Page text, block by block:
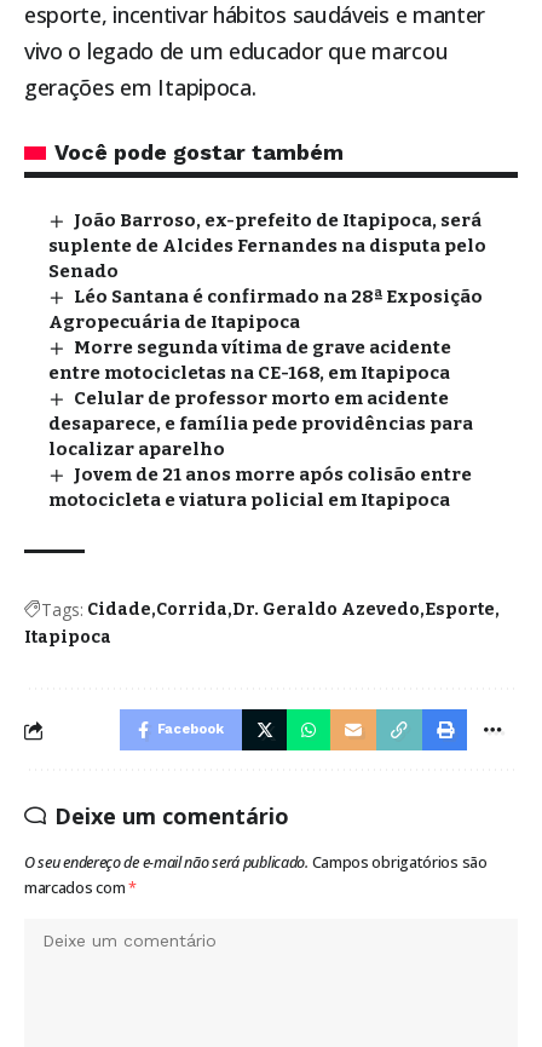
esporte, incentivar hábitos saudáveis e manter
vivo o legado de um educador que marcou
gerações em Itapipoca.
Você pode gostar também
João Barroso, ex-prefeito de Itapipoca, será
suplente de Alcides Fernandes na disputa pelo
Senado
Léo Santana é confirmado na 28ª Exposição
Agropecuária de Itapipoca
Morre segunda vítima de grave acidente
entre motocicletas na CE-168, em Itapipoca
Celular de professor morto em acidente
desaparece, e família pede providências para
localizar aparelho
Jovem de 21 anos morre após colisão entre
motocicleta e viatura policial em Itapipoca
Tags: Cidade Corrida Dr. Geraldo Azevedo Esporte
Itapipoca
Facebook
Deixe um comentário
O seu endereço de e-mail não será publicado. Campos obrigatórios são
marcados com*